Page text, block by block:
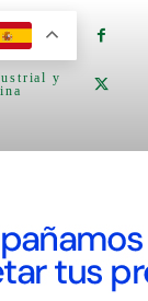
y